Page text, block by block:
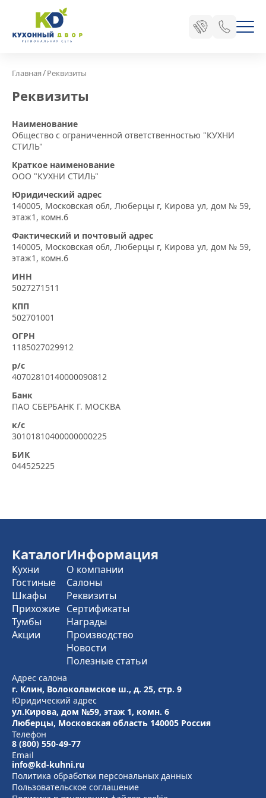
Главная/Реквизиты
Реквизиты
Наименование
Общество с ограниченной ответственностью "КУХНИ
СТИЛЬ"
Краткое наименование
ООО "КУХНИ СТИЛЬ"
Юридический адрес
140005, Московская обл, Люберцы г, Кирова ул, дом № 59,
этаж1, комн.6
Фактический и почтовый адрес
140005, Московская обл, Люберцы г, Кирова ул, дом № 59,
этаж1, комн.6
ИНН
5027271511
КПП
502701001
ОГРН
1185027029912
р/с
40702810140000090812
Банк
ПАО СБЕРБАНК Г. МОСКВА
к/с
30101810400000000225
БИК
044525225
Каталог
Кухни
Гостиные
Шкафы
Прихожие
Тумбы
Акции
Информация
О компании
Салоны
Реквизиты
Сертификаты
Награды
Производство
Новости
Полезные статьи
Адрес салона
г. Клин, Волоколамское ш., д. 25, стр. 9
Юридический адрес
ул.Кирова, дом №59, этаж 1, комн. 6
Люберцы, Московская область 140005 Россия
Телефон
8 (800) 550-49-77
Email
info@kd-kuhni.ru
Политика обработки персональных данных
Пользовательское соглашение